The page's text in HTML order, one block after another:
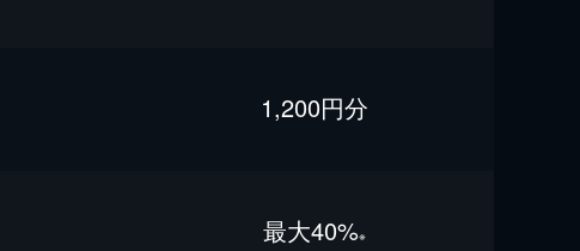
1,200円分
最⼤40%※